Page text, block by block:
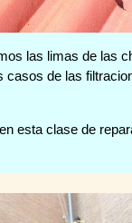
las limas de las
casos de las
esta clase de